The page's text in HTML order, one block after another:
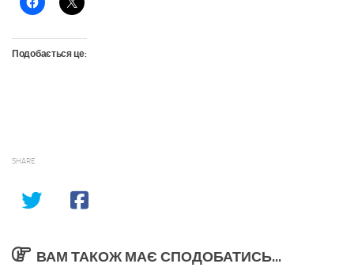
Подобається це:
SHARE
ВАМ ТАКОЖ МАЄ СПОДОБАТИСЬ...